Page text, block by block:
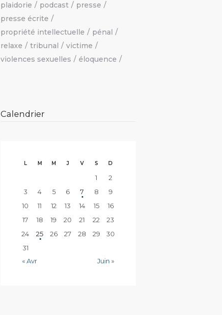
plaidorie
podcast
presse
presse écrite
propriété intellectuelle
pénal
relaxe
tribunal
victime
violences sexuelles
éloquence
Calendrier
L M M J V S D
1
2
3
4 5 6 7 8
9
10
11 12 13 14 15
16
17
18 19 20 21 22
23
24
25 26 27 28 29
30
31
« Avr
Juin »